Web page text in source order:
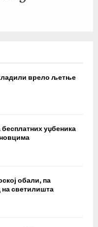
врело љетње
уџбеника
обали, па
на светилишта